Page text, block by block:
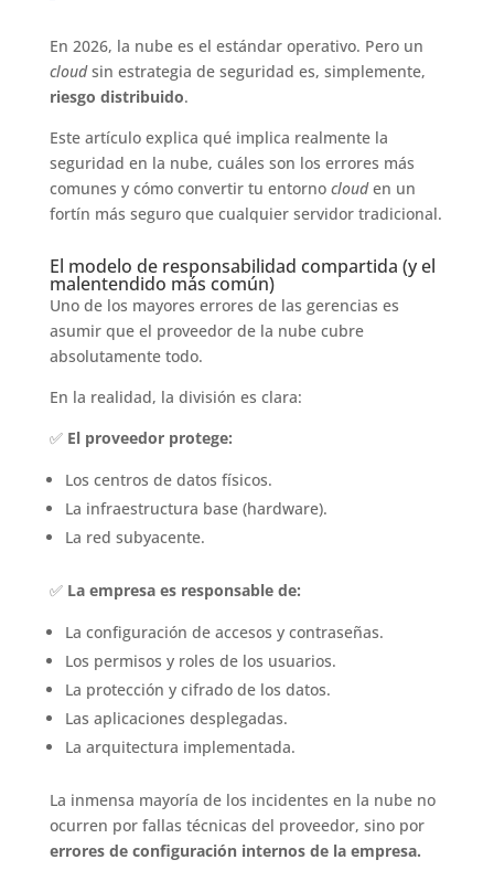
En 2026, la nube es el estándar operativo. Pero un
cloudsin estrategia de seguridad es, simplemente,
riesgo distribuido.
Este artículo explica qué implica realmente la
seguridad en la nube, cuáles son los errores más
comunes y cómo convertir tu entorno clouden un
fortín más seguro que cualquier servidor tradicional.
El modelo de responsabilidad compartida (y el
malentendido más común)
Uno de los mayores errores de las gerencias es
asumir que el proveedor de la nube cubre
absolutamente todo.
En la realidad, la división es clara:
✅ El proveedor protege:
Los centros de datos físicos.
La infraestructura base (hardware).
La red subyacente.
✅ La empresa es responsable de:
La configuración de accesos y contraseñas.
Los permisos y roles de los usuarios.
La protección y cifrado de los datos.
Las aplicaciones desplegadas.
La arquitectura implementada.
La inmensa mayoría de los incidentes en la nube no
ocurren por fallas técnicas del proveedor, sino por
errores de configuración internos de la empresa.